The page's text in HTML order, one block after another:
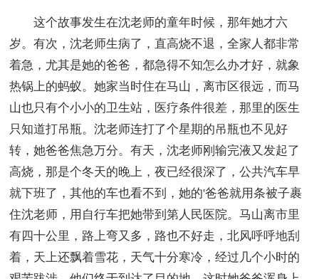
这个故事发生在沈老师的童年时候，那年她才六
岁。有次，沈老师生病了，直高烧不退，全家人都非常
着急，尤其是她的爸爸，都急得不知怎么办才好，就象
热锅上的蚂蚁。她家当时住在马山，离市区很远，而马
山也只有个小小的卫生站，医疗条件很差，那里的医生
只知道打吊瓶。沈老师连打了个星期的吊瓶也不见好
转，她爸爸焦急万分。有天，沈老师刚输完液又发起了
高烧，那是个冬天的晚上，夜已经很深了，公共汽车早
就下班了，其他的车也看不到，她的'爸爸就用条被子裹
住沈老师，用自行车把她带到第人民医院。马山离市里
有四十公里，路上弯又多，路也不好走，北风呼呼地刮
着，天上还飘着雪花，天气十分寒冷，经过几个小时的